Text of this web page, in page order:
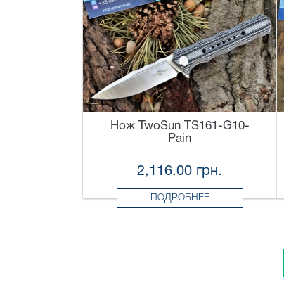
Нож TwoSun TS161-G10-
Pain
2,116.00 грн.
ПОДРОБНЕЕ